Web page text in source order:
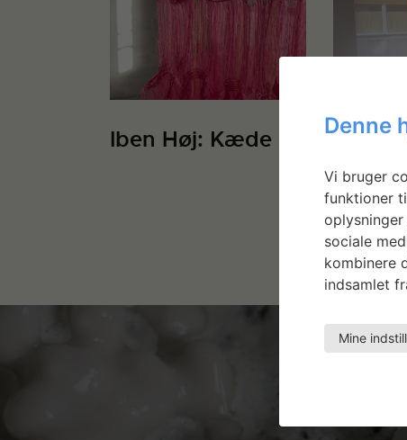
Iben Høj: Kæde
I
Things
Denne
Vi bruger
funktioner
sociale
kombinere
indsamlet
Mine